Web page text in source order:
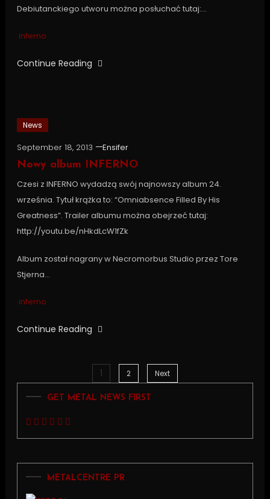
Debiutanckiego utworu można posłuchać tutaj:…
inferno
Continue Reading
News
September 18, 2013
Ensifer
Nowy album INFERNO
Czesi z INFERNO wydadzą swój najnowszy album 24.
września. Tytuł krążka to: “Omniabsence Filled By His
Greatness”. Trailer albumu można obejrzeć tutaj:
http://youtu.be/nHkdLcW1fZk
Album został nagrany w Necromorbus Studio przez Tore
Stjerna…
inferno
Continue Reading
pagination
1 2 Next
GET METAL NEWS FIRST
METALCENTRE PR